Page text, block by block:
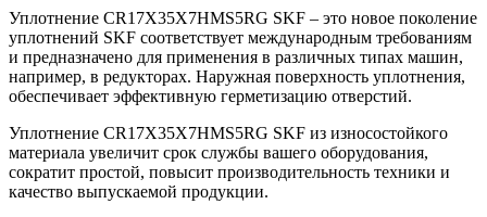
Уплотнение CR17X35X7HMS5RG SKF – это новое поколение
уплотнений SKF соответствует международным требованиям
и предназначено для применения в различных типах машин,
например, в редукторах. Наружная поверхность уплотнения,
обеспечивает эффективную герметизацию отверстий.
Уплотнение CR17X35X7HMS5RG SKF из износостойкого
материала увеличит срок службы вашего оборудования,
сократит простой, повысит производительность техники и
качество выпускаемой продукции.